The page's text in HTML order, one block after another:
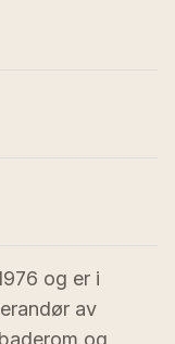
og er i
av
og